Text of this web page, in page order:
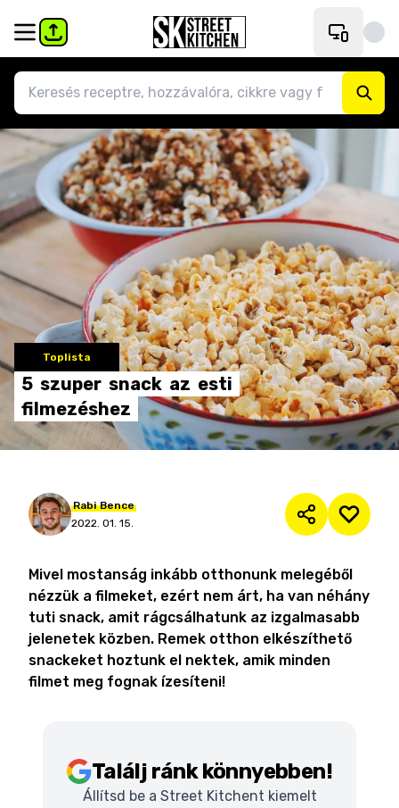
Toplista
5 szuper snack az esti
filmezéshez
Rabi Bence
2022. 01. 15.
Mivel mostanság inkább otthonunk melegéből
nézzük a filmeket, ezért nem árt, ha van néhány
tuti snack, amit rágcsálhatunk az izgalmasabb
jelenetek közben. Remek otthon elkészíthető
snackeket hoztunk el nektek, amik minden
filmet meg fognak ízesíteni!
Találj ránk könnyebben!
Állítsd be a Street Kitchent kiemelt